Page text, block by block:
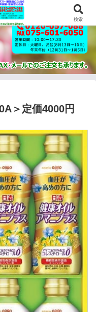
＞定価4000円
検索